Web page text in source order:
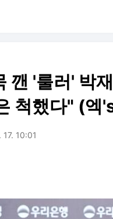
깬 '룰러' 박
척했다" (엑
10:01